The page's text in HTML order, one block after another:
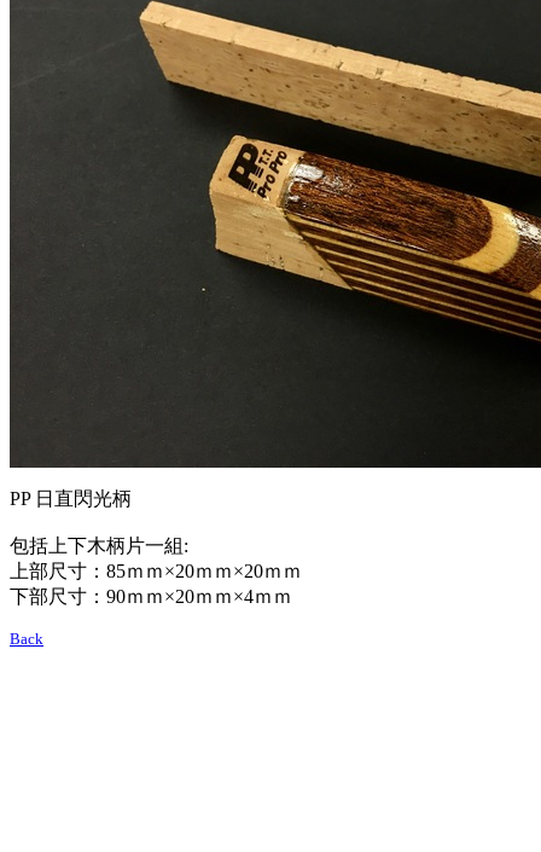
PP 日直閃光柄
包括上下木柄片一組:
上部尺寸：85ｍｍ×20ｍｍ×20ｍｍ
下部尺寸：90ｍｍ×20ｍｍ×4ｍｍ
Back